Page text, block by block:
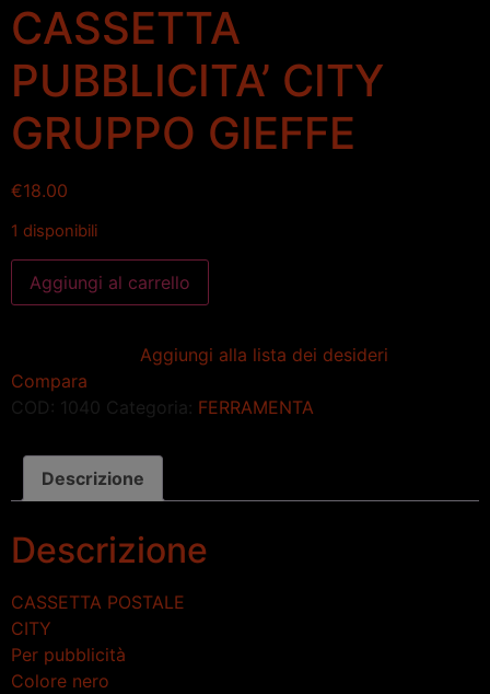
CASSETTA
PUBBLICITA’ CITY
GRUPPO GIEFFE
€18.00
1 disponibili
Aggiungi al carrello
Aggiungi alla lista dei desideri
Compara
COD: 1040 Categoria: FERRAMENTA
Descrizione
Descrizione
CASSETTA POSTALE
CITY
Per pubblicità
Colore nero